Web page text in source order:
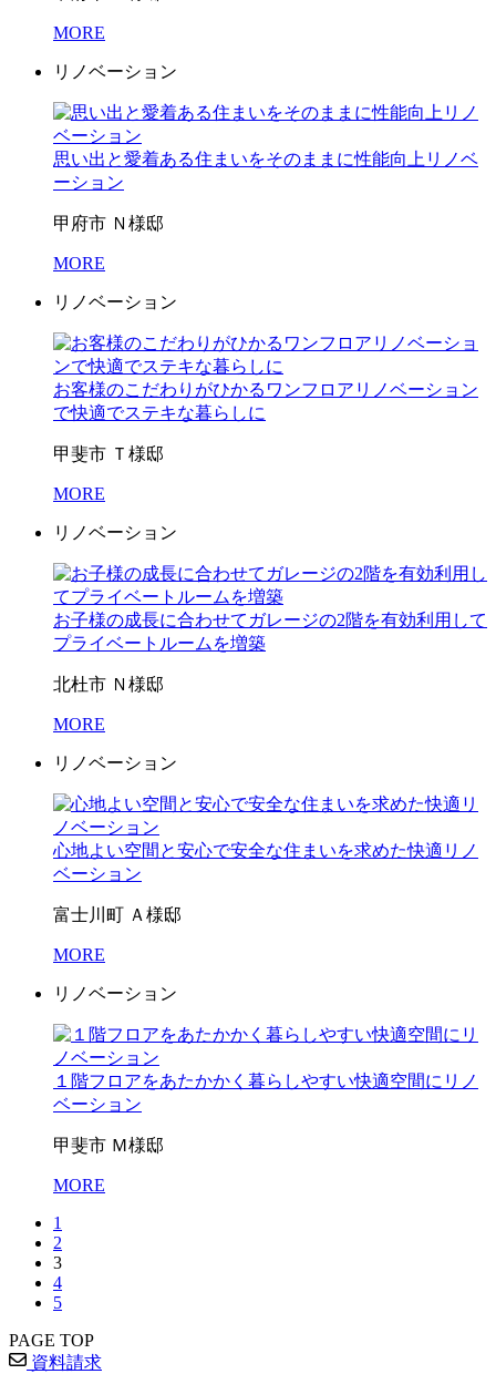
MORE
リノベーション
思い出と愛着ある住まいをそのままに性能向上リノベ
ーション
甲府市 Ｎ様邸
MORE
リノベーション
お客様のこだわりがひかるワンフロアリノベーション
で快適でステキな暮らしに
甲斐市 Ｔ様邸
MORE
リノベーション
お子様の成長に合わせてガレージの2階を有効利用して
プライベートルームを増築
北杜市 Ｎ様邸
MORE
リノベーション
心地よい空間と安心で安全な住まいを求めた快適リノ
ベーション
富士川町 Ａ様邸
MORE
リノベーション
１階フロアをあたかかく暮らしやすい快適空間にリノ
ベーション
甲斐市 Ｍ様邸
MORE
1
2
3
4
5
PAGE TOP
資料請求